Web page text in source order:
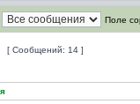
Поле
[ Сообщений: 14 ]